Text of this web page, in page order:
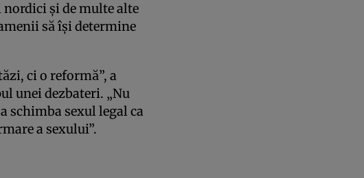
nordici și de multe alte
să își determine
ci o reformă”, a
unei dezbateri. „Nu
schimba sexul legal ca
a sexului”.